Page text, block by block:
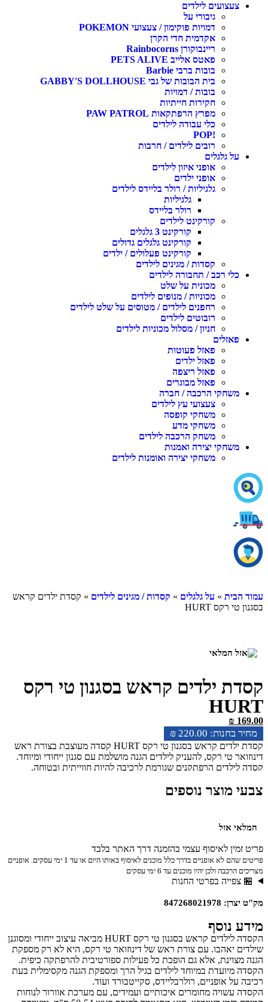
צעצועים לילדים
גיבורי על
דמויות פוקימון / צעצועי POKEMON
אקדמית חדי הקרן
ריינבוקורן Rainbocorns
פאטס אלייב PETS ALIVE
בובות ברבי Barbie
בית הבובות של גבי GABBY'S DOLLHOUSE
בובות / דמויות
חקירות חייתיות
מפרץ הרפתקאות PAW PATROL
כלי עבודה לילדים
!POP
רובים לילדים / חרבות
על גלגלים
אופני איזון לילדים
אופני ילדים
גלגיליות / רולר בליידס לילדים
גלגיליות
רולר בליידס
קורקינט לילדים
קורקינט 3 גלגלים
קורקינט גלגלים גדולים
קורקינט פעלולים / ילדים
קסדות / מגינים לילדים
כלי רכב / תחבורה לילדים
מכונית על שלט
מכוניות / מנופים לילדים
רחפנים לילדים / מטוסים על שלט לילדים
רובוטים לילדים
חניון / מסלול מכוניות לילדים
פאזלים
פאזל פעוטות
פאזל ילדים
פאזל ריצפה
פאזל מבוגרים
משחקי הרכבה / חברה
צעצועי עץ לילדים
משחקי קופסה
משחקי מדע
משחק הרכבה לילדים
משחקי יצירה ואמנות
משחקי יצירה ואומנות לילדים
עמוד הבית » על גלגלים » קסדות / מגינים לילדים » קסדת ילדים קראש
בסגנון טי רקס HURT
קסדת ילדים קראש בסגנון טי רקס
HURT
₪ 220.00
₪ 169.00
קסדת ילדים קראש בסגנון טי רקס HURT קסדה מעוצבת בצורת ראש
דינוזואר טי רקס, להעניק לילדים הגנה מושלמת עם סגנון ייחודי ומיוחד.
קסדה לילדים הרפתקנים שגורמת לרכיבה להיות חווייתית ובטוחה.
צבעי מוצר נוספים
המלאי אזל
פריט זמין לאיסוף עצמי בהזמנה דרך האתר בלבד
פריטים שהם לא אופניים בדרך כלל מוכנים לאיסוף באותו היום או עד 1 ימי עסקים. אופניים
מצריכים הרכבה ולכן יהיו מוכנים עד 6 ימי עסקים
🏪 צפייה בפרטי החנות
מק"ט יצרן: 847268021978
מידע נוסף
הקסדה לילדים קראש בסגנון טי רקס HURT מביאה עיצוב ייחודי ומסוגנן
שילדים יאהבו. עם צורת ראש של דינוזואר טי רקס, היא לא רק מספקת
הגנה מצוינת, אלא גם הופכת כל פעילות ספורטיבית להרפתקה כיפית.
הקסדה מיועדת במיוחד לילדים בגיל הרך ומספקת הגנה מקסימלית בעת
רכיבה על אופניים, רולרבליידס, סקייטבורד ועוד.
הקסדה עשויה מחומרים איכותיים ועמידים, עם מערכת אוורור לנוחות